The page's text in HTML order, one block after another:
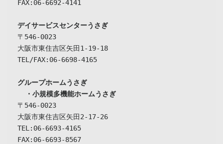
FAX:06-6692-4141
デイサービスセンターうさぎ
〒546-0023
大阪市東住吉区矢田1-19-18
TEL/FAX:06-6698-4165
グループホームうさぎ
  ・小規模多機能ホームうさぎ
〒546-0023
大阪市東住吉区矢田2-17-26
TEL:06-6693-4165
FAX:06-6693-8567